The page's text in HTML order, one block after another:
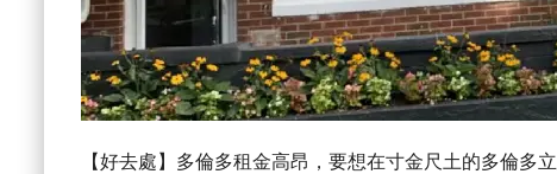
【好去處】多倫多租金高昂，要想在寸金尺土的多倫